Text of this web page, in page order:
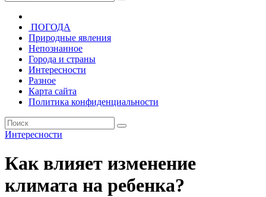
ПОГОДА
Природные явления
Непознанное
Города и страны
Интересности
Разное
Карта сайта
Политика конфиденциальности
Интересности
Как влияет изменение
климата на ребенка?